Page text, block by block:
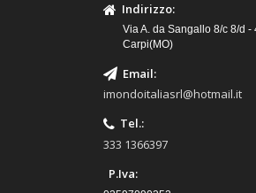
Indirizzo:
Via A. da Sangallo 8/c 8/d -
Carpi(MO)
Email:
imondoitaliasrl@hotmail.it
Tel.:
333 1366397
P.Iva: